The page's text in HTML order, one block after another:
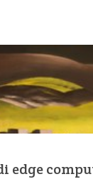
edge